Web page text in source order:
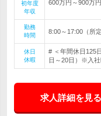
初年度
年収
600万円～900万円
勤務
時間
8:00～17:00（所
休日
休暇
# ＜年間休日125
日～20日）※入社
求人詳細を見る